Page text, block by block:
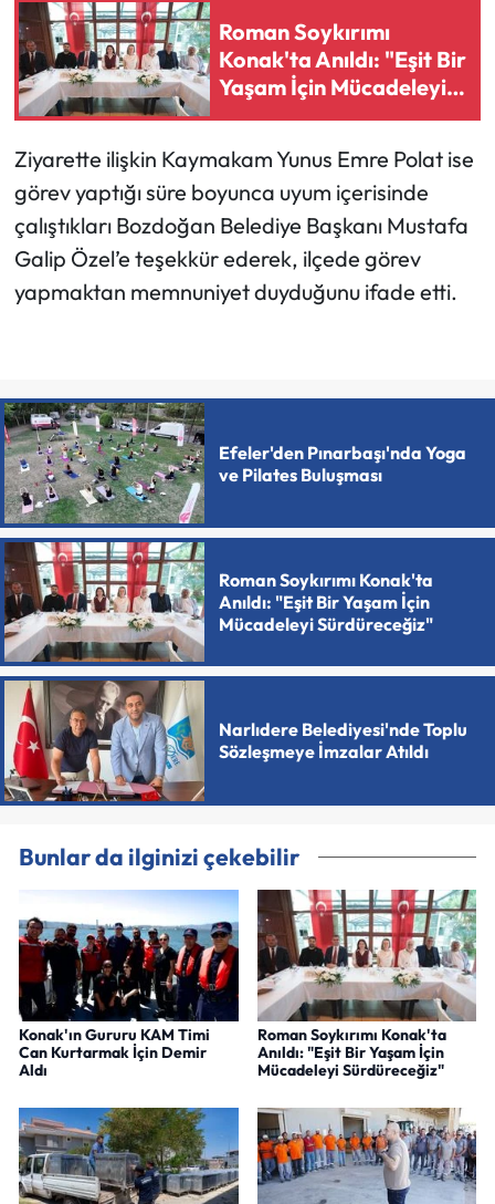
Roman Soykırımı
Konak'ta Anıldı: "Eşit Bir
Yaşam İçin Mücadeleyi
Sürdüreceğiz"
Ziyarette ilişkin Kaymakam Yunus Emre Polat ise
görev yaptığı süre boyunca uyum içerisinde
çalıştıkları Bozdoğan Belediye Başkanı Mustafa
Galip Özel’e teşekkür ederek, ilçede görev
yapmaktan memnuniyet duyduğunu ifade etti.
Efeler'den Pınarbaşı'nda Yoga
ve Pilates Buluşması
Roman Soykırımı Konak'ta
Anıldı: "Eşit Bir Yaşam İçin
Mücadeleyi Sürdüreceğiz"
Narlıdere Belediyesi'nde Toplu
Sözleşmeye İmzalar Atıldı
Bunlar da ilginizi çekebilir
Konak'ın Gururu KAM Timi
Can Kurtarmak İçin Demir
Aldı
Roman Soykırımı Konak'ta
Anıldı: "Eşit Bir Yaşam İçin
Mücadeleyi Sürdüreceğiz"